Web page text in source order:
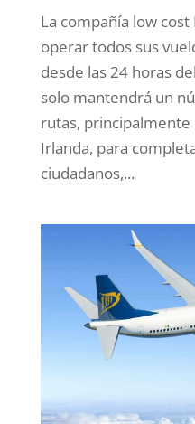
La compañía low
operar todos sus
desde las 24 horas
solo mantendrá un
rutas,
Irlanda, para
ciudadanos,...